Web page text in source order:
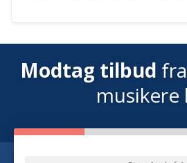
Modtag tilbud
musikere